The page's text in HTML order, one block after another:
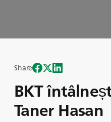
BKT
Taner Hasan
Share